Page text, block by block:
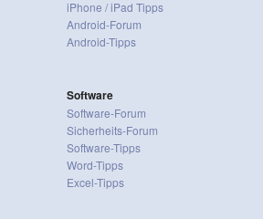
iPhone / iPad Tipps
Android-Forum
Android-Tipps
Software
Software-Forum
Sicherheits-Forum
Software-Tipps
Word-Tipps
Excel-Tipps